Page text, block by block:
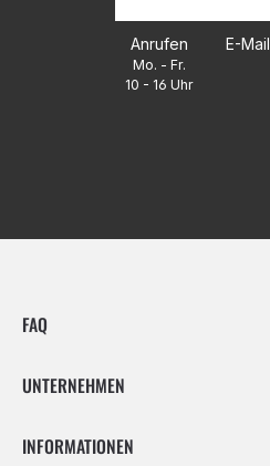
Anrufen
Mo. - Fr.
10 - 16 Uhr
E-Mail
FAQ
UNTERNEHMEN
INFORMATIONEN